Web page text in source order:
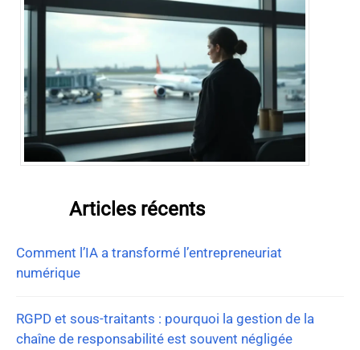
Articles récents
Comment l’IA a transformé l’entrepreneuriat
numérique
RGPD et sous-traitants : pourquoi la gestion de la
chaîne de responsabilité est souvent négligée